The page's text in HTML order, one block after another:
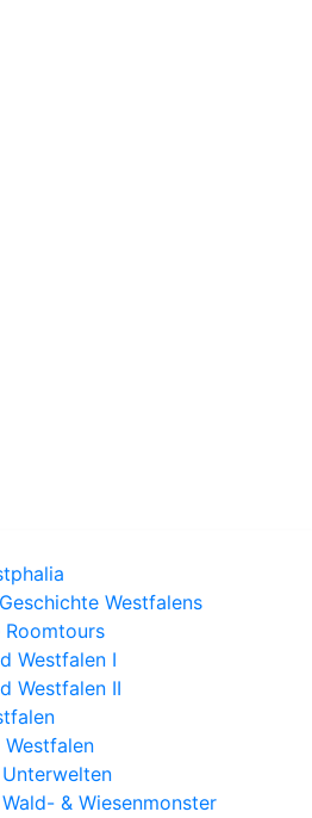
Westfalens
Westfalen I
Westfalen II
Westfalen
& Wiesenmonster